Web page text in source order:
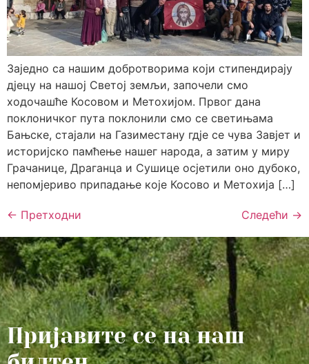
Заједно са нашим добротворима који стипендирају
дјецу на нашој Светој земљи, започели смо
ходочашће Косовом и Метохијом. Првог дана
поклоничког пута поклонили смо се светињама
Бањске, стајали на Газиместану гдје се чувa Завјет и
историјско памћење нашег народа, а затим у миру
Грачанице, Драганца и Сушице осјетили оно дубоко,
непомјериво припадање које Косово и Метохија […]
← Претходни Следећи →
Пријавите се на наш